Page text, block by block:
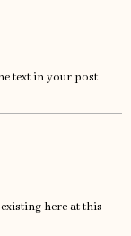
text in your post
here at this